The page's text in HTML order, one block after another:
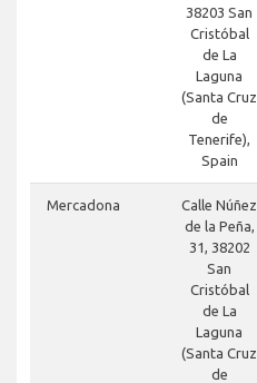
38203 San
Cristóbal
de La
Laguna
(Santa Cruz
de
Tenerife),
Spain
Mercadona
Calle Núñez
de la Peña,
31, 38202
San
Cristóbal
de La
Laguna
(Santa Cruz
de